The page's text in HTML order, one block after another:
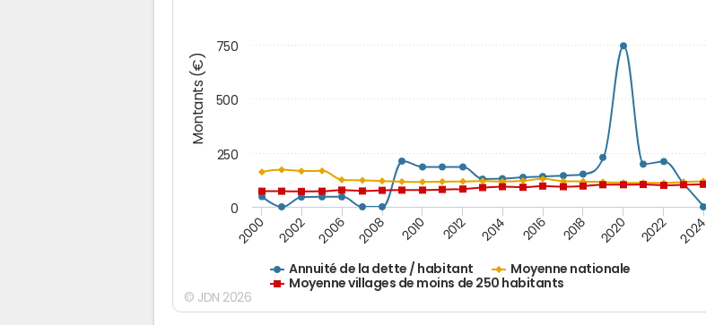
Montants (€)
Annuité de la dette / habitant
Moyenne nationale
Moyenne villages de moins de 250 habitants
2000 2002 2006 2008 2010 2012 2014 2016 2018 2020 2022 2024
0
250
500
750
© JDN 2026